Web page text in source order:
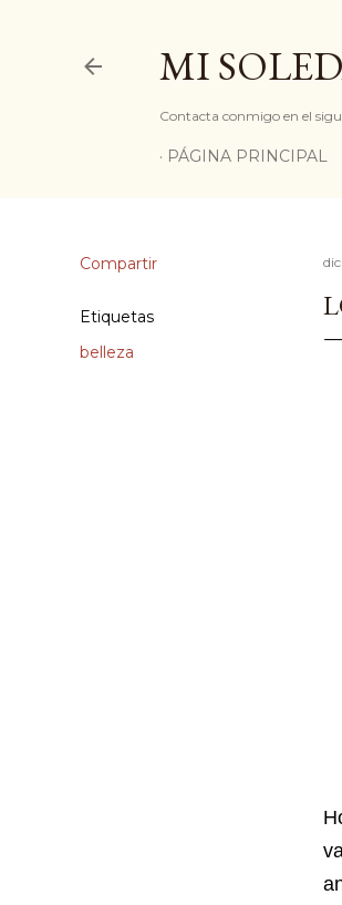
MI
Contacta conmigo en el
PÁGINA PRINCIPAL
Compartir
Etiquetas
belleza